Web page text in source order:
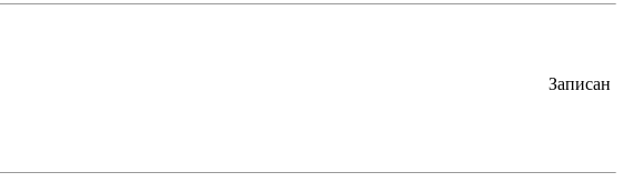
Записан